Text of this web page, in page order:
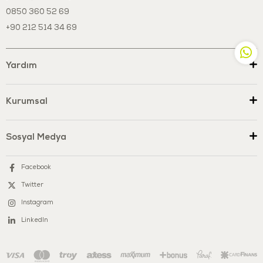
kimyasallar bulunmamaktadır.
1 x Kepçe
1 x Spatula
1 x Tencere Kapağı
sterilize etmeyiniz, ürün formunu kaybedebilir. Çözücü ve benzeri
maddeleri kesinlikle kullanmayınız.
0850 360 52 69
+90 212 514 34 69
Yardım
Kurumsal
Sosyal Medya
Facebook
Twitter
Instagram
LinkedIn